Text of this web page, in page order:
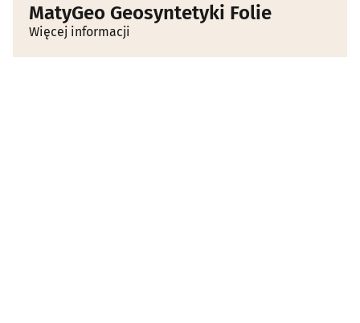
MatyGeo Geosyntetyki Folie
Więcej informacji